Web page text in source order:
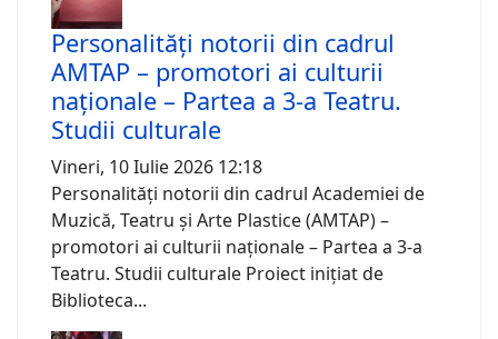
Personalități notorii din cadrul
AMTAP – promotori ai culturii
naționale – Partea a 3-a Teatru.
Studii culturale
Vineri, 10 Iulie 2026 12:18
Personalități notorii din cadrul Academiei de
Muzică, Teatru și Arte Plastice (AMTAP) –
promotori ai culturii naționale – Partea a 3-a
Teatru. Studii culturale Proiect inițiat de
Biblioteca...